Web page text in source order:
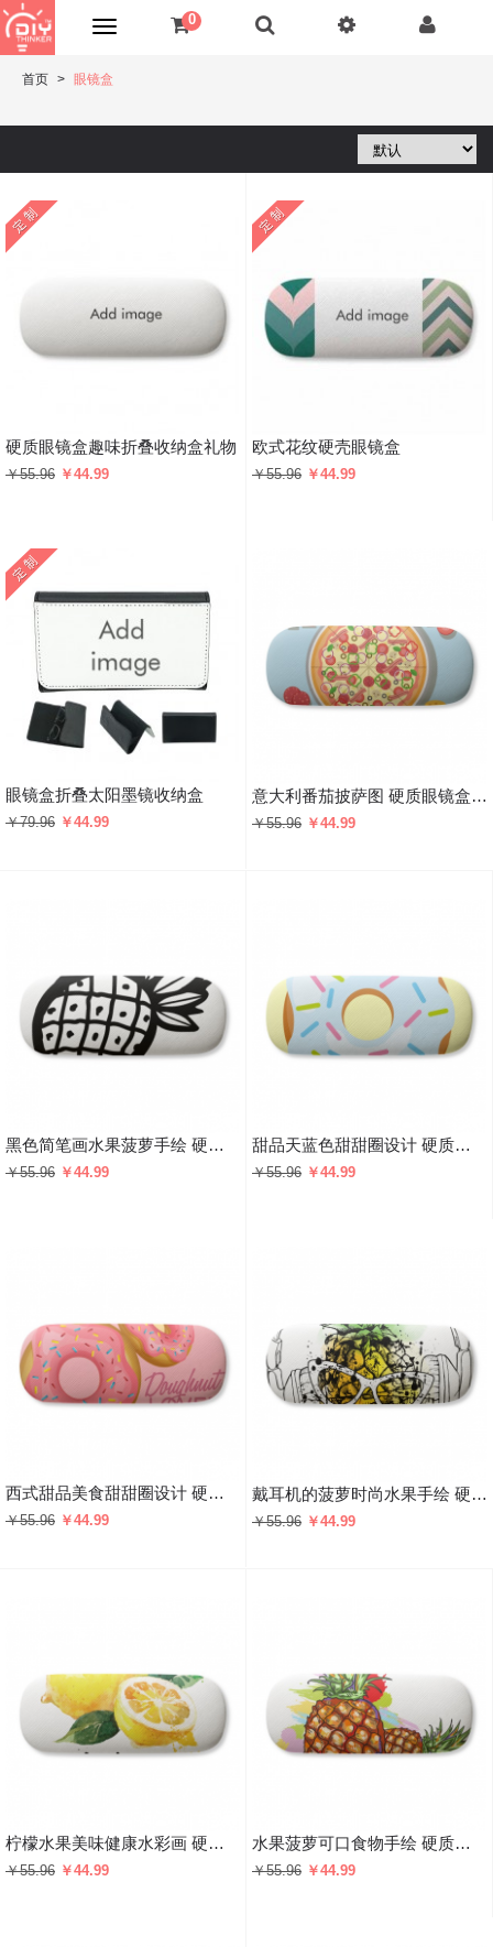
0
首页 眼镜盒
硬质眼镜盒趣味折叠收纳盒礼物
￥55.96 ￥44.99
欧式花纹硬壳眼镜盒
￥55.96 ￥44.99
眼镜盒折叠太阳墨镜收纳盒
￥79.96 ￥44.99
意大利番茄披萨图 硬质眼镜盒趣味折叠收纳盒礼物
￥55.96 ￥44.99
黑色简笔画水果菠萝手绘 硬质眼镜盒趣味折叠收纳盒礼物
￥55.96 ￥44.99
甜品天蓝色甜甜圈设计 硬质眼镜盒趣味折叠收纳盒礼物
￥55.96 ￥44.99
西式甜品美食甜甜圈设计 硬质眼镜盒趣味折叠收纳盒礼物
￥55.96 ￥44.99
戴耳机的菠萝时尚水果手绘 硬质眼镜盒趣味折叠收纳盒礼物
￥55.96 ￥44.99
柠檬水果美味健康水彩画 硬质眼镜盒趣味折叠收纳盒礼物
￥55.96 ￥44.99
水果菠萝可口食物手绘 硬质眼镜盒趣味折叠收纳盒礼物
￥55.96 ￥44.99